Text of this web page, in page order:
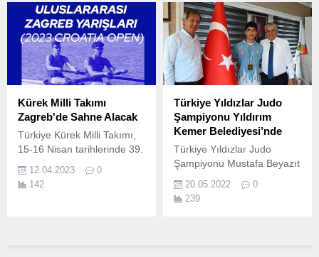
Kürek Milli Takımı
Zagreb'de Sahne Alacak
Türkiye Kürek Milli Takımı,
15-16 Nisan tarihlerinde 39.
12.04.2023
0
142
Türkiye Yıldızlar Judo
Şampiyonu Yıldırım
Kemer Belediyesi’nde
Türkiye Yıldızlar Judo
Şampiyonu Mustafa Beyazıt
Yıldırım, Kemer Belediye
Başkanı Necati Topaloğlu ve
Kemer Belediye Başkan
20.05.2022
0
239